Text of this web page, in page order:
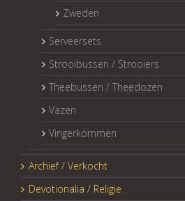
Zweden
Serveersets
Strooibussen / Strooiers
Theebussen / Theedozen
Vazen
Vingerkommen
Archief / Verkocht
Devotionalia / Religie